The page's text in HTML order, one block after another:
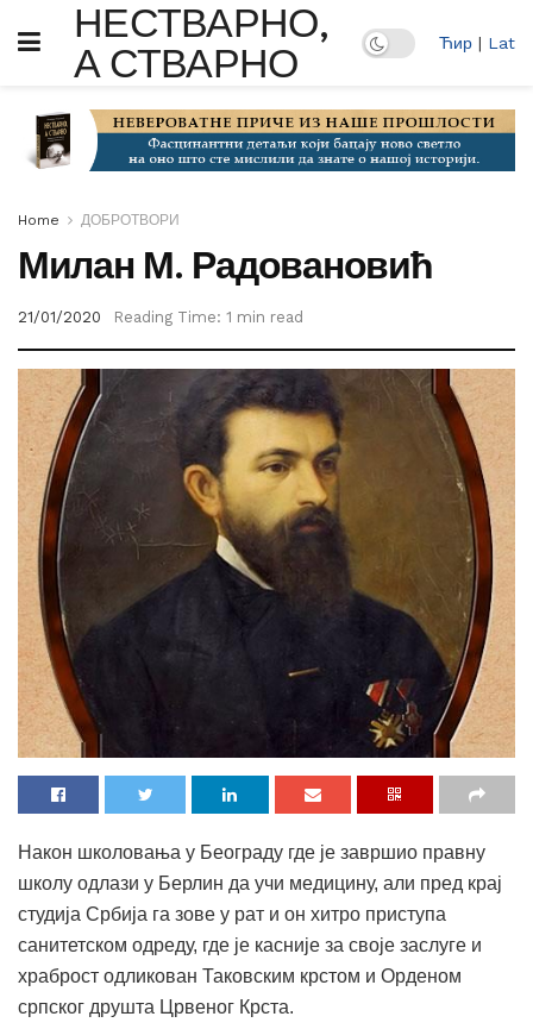
НЕСТВАРНО,
А СТВАРНО Ћир | Lat
Home ДОБРОТВОРИ
Милан М. Радовановић
21/01/2020 Reading Time: 1 min read
Након школовања у Београду где је завршио правну
школу одлази у Берлин да учи медицину, али пред крај
студија Србија га зове у рат и он хитро приступа
санитетском одреду, где је касније за своје заслуге и
храброст одликован Таковским крстом и Орденом
српског друшта Црвеног Крста.